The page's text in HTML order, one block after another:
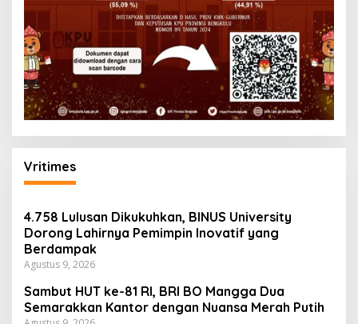
Vritimes
4.758 Lulusan Dikukuhkan, BINUS University
Dorong Lahirnya Pemimpin Inovatif yang
Berdampak
Agustus 9, 2026
Sambut HUT ke-81 RI, BRI BO Mangga Dua
Semarakkan Kantor dengan Nuansa Merah Putih